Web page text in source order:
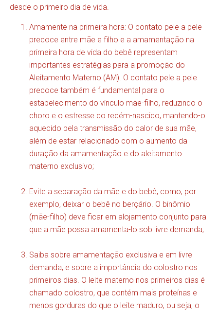
desde o primeiro dia de vida.
Amamente na primeira hora: O contato pele a pele
precoce entre mãe e filho e a amamentação na
primeira hora de vida do bebê representam
importantes estratégias para a promoção do
Aleitamento Materno (AM). O contato pele a pele
precoce também é fundamental para o
estabelecimento do vínculo mãe-filho, reduzindo o
choro e o estresse do recém-nascido, mantendo-o
aquecido pela transmissão do calor de sua mãe,
além de estar relacionado com o aumento da
duração da amamentação e do aleitamento
materno exclusivo;
Evite a separação da mãe e do bebê, como, por
exemplo, deixar o bebê no berçário. O binômio
(mãe-filho) deve ficar em alojamento conjunto para
que a mãe possa amamenta-lo sob livre demanda;
Saiba sobre amamentação exclusiva e em livre
demanda, e sobre a importância do colostro nos
primeiros dias. O leite materno nos primeiros dias é
chamado colostro, que contém mais proteínas e
menos gorduras do que o leite maduro, ou seja, o